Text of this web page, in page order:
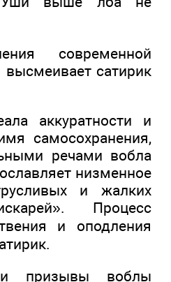
современной
высмеивает сатирик
аккуратности и
самосохранения,
речами вобла
низменное
и жалких
Процесс
и оподления
призывы воблы